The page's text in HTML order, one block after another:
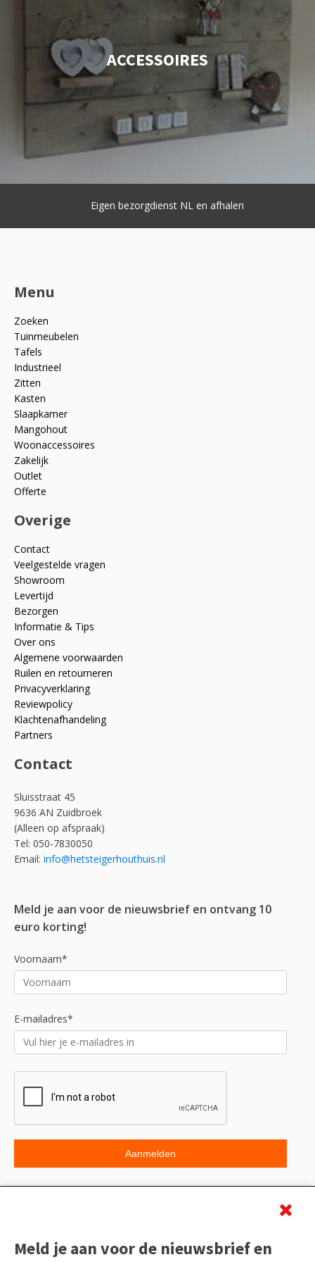
ACCESSOIRES
Eigen bezorgdienst NL en afhalen
Menu
Zoeken
Tuinmeubelen
Tafels
Industrieel
Zitten
Kasten
Slaapkamer
Mangohout
Woonaccessoires
Zakelijk
Outlet
Offerte
Overige
Contact
Veelgestelde vragen
Showroom
Levertijd
Bezorgen
Informatie & Tips
Over ons
Algemene voorwaarden
Ruilen en retourneren
Privacyverklaring
Reviewpolicy
Klachtenafhandeling
Partners
Contact
Sluisstraat 45
9636 AN Zuidbroek
(Alleen op afspraak)
Tel: 050-7830050
Email: info@hetsteigerhouthuis.nl
Meld je aan voor de nieuwsbrief en ontvang 10
euro korting!
Voornaam*
E-mailadres*
Meld je aan voor de nieuwsbrief en